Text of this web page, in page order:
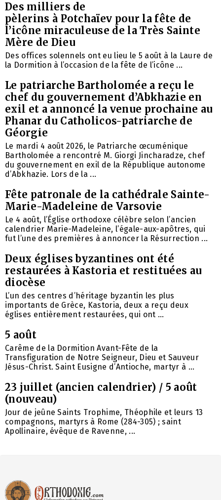
Des milliers de
pèlerins à Potchaïev pour la fête de
l’icône miraculeuse de la Très Sainte
Mère de Dieu
Des offices solennels ont eu lieu le 5 août à la Laure de
la Dormition à l’occasion de la fête de l’icône ...
Le patriarche Bartholomée a reçu le
chef du gouvernement d’Abkhazie en
exil et a annoncé la venue prochaine au
Phanar du Catholicos-patriarche de
Géorgie
Le mardi 4 août 2026, le Patriarche œcuménique
Bartholomée a rencontré M. Giorgi Jincharadze, chef
du gouvernement en exil de la République autonome
d’Abkhazie. Lors de la ...
Fête patronale de la cathédrale Sainte-
Marie-Madeleine de Varsovie
Le 4 août, l’Église orthodoxe célèbre selon l’ancien
calendrier Marie-Madeleine, l’égale-aux-apôtres, qui
fut l’une des premières à annoncer la Résurrection ...
Deux églises byzantines ont été
restaurées à Kastoria et restituées au
diocèse
L’un des centres d’héritage byzantin les plus
importants de Grèce, Kastoria, deux a reçu deux
églises entièrement restaurées, qui ont ...
5 août
Carême de la Dormition Avant-Fête de la
Transfiguration de Notre Seigneur, Dieu et Sauveur
Jésus-Christ. Saint Eusigne d’Antioche, martyr à ...
23 juillet (ancien calendrier) / 5 août
(nouveau)
Jour de jeûne Saints Trophime, Théophile et leurs 13
compagnons, martyrs à Rome (284-305) ; saint
Apollinaire, évêque de Ravenne, ...